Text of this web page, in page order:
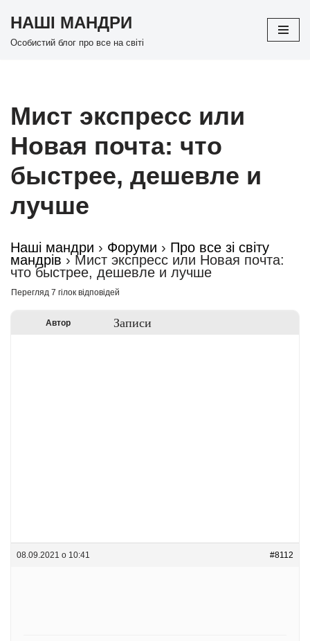
Перейти
НАШІ МАНДРИ
Особистий блог про все на світі
Мист экспресс или
Новая почта: что
быстрее, дешевле и
лучше
Наші мандри › Форуми › Про все зі світу
мандрів › Мист экспресс или Новая почта:
что быстрее, дешевле и лучше
Перегляд 7 гілок відповідей
Автор Записи
08.09.2021 о 10:41 #8112